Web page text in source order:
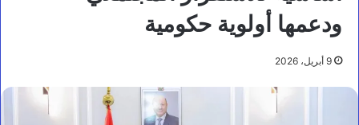
ودعمها أولوية حكومية
9 أبريل، 2026